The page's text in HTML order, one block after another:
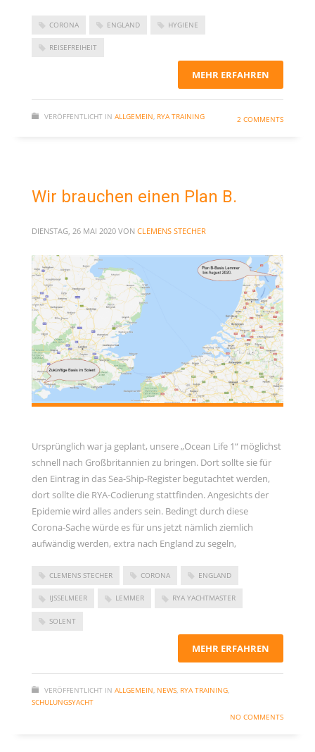
CORONA ENGLAND HYGIENE
REISEFREIHEIT
MEHR ERFAHREN
VERÖFFENTLICHT IN ALLGEMEIN, RYA TRAINING 2 COMMENTS
Wir brauchen einen Plan B.
DIENSTAG, 26 MAI 2020 VON CLEMENS STECHER
Ursprünglich war ja geplant, unsere „Ocean Life 1“ möglichst
schnell nach Großbritannien zu bringen. Dort sollte sie für
den Eintrag in das Sea-Ship-Register begutachtet werden,
dort sollte die RYA-Codierung stattfinden. Angesichts der
Epidemie wird alles anders sein. Bedingt durch diese
Corona-Sache würde es für uns jetzt nämlich ziemlich
aufwändig werden, extra nach England zu segeln,
CLEMENS STECHER CORONA ENGLAND
IJSSELMEER LEMMER RYA YACHTMASTER
SOLENT
MEHR ERFAHREN
VERÖFFENTLICHT IN ALLGEMEIN, NEWS, RYA TRAINING,
SCHULUNGSYACHT
NO COMMENTS